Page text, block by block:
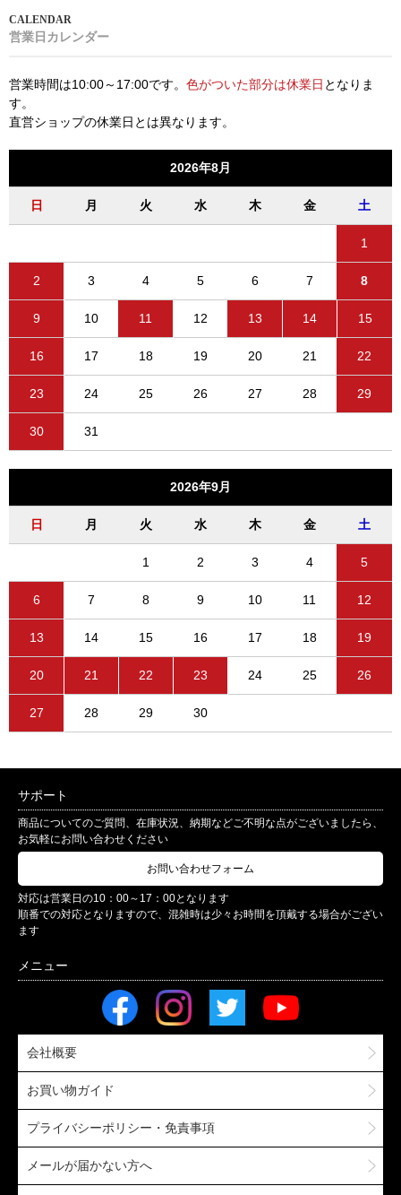
営業日カレンダー
営業時間は10:00～17:00です。 色がついた部分は休業日 となりま
す。
直営ショップの休業日とは異なります。
2026年8月
日 月 火 水 木 金 土
1
2 3 4 5 6 7 8
9 10 11 12 13 14 15
16 17 18 19 20 21 22
23 24 25 26 27 28 29
30 31
2026年9月
日 月 火 水 木 金 土
1 2 3 4 5
6 7 8 9 10 11 12
13 14 15 16 17 18 19
20 21 22 23 24 25 26
27 28 29 30
サポート
商品についてのご質問、在庫状況、納期などご不明な点がございましたら、
お気軽にお問い合わせください
お問い合わせフォーム
対応は営業日の10：00～17：00となります
順番での対応となりますので、混雑時は少々お時間を頂戴する場合がござい
ます
会社概要
お買い物ガイド
プライバシーポリシー・免責事項
メールが届かない方へ